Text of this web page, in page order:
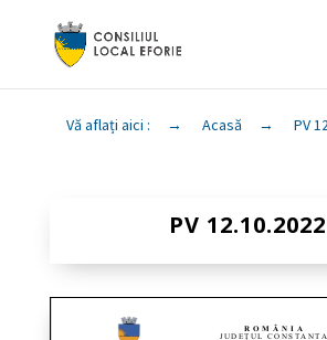
Vă aflați aici : → Acasă → PV
PV 12.10.2022